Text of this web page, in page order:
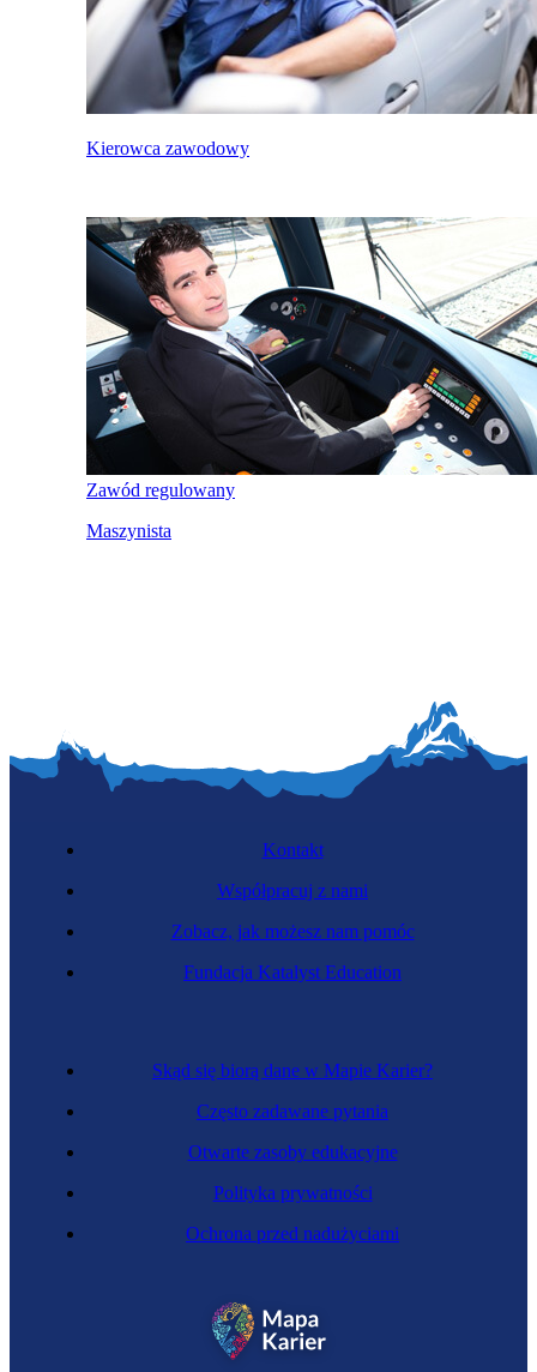
Kierowca zawodowy
Zawód regulowany
Maszynista
Skąd się biorą dane w Mapie Karier?
Często zadawane pytania
Otwarte zasoby edukacyjne
Polityka prywatności
Ochrona przed nadużyciami
Kontakt
Współpracuj z nami
Zobacz, jak możesz nam pomóc
Fundacja Katalyst Education